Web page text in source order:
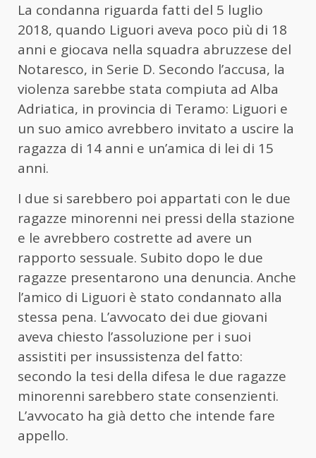
La condanna riguarda fatti del 5 luglio
2018, quando Liguori aveva poco più di 18
anni e giocava nella squadra abruzzese del
Notaresco, in Serie D. Secondo l’accusa, la
violenza sarebbe stata compiuta ad Alba
Adriatica, in provincia di Teramo: Liguori e
un suo amico avrebbero invitato a uscire la
ragazza di 14 anni e un’amica di lei di 15
anni.
I due si sarebbero poi appartati con le due
ragazze minorenni nei pressi della stazione
e le avrebbero costrette ad avere un
rapporto sessuale. Subito dopo le due
ragazze presentarono una denuncia. Anche
l’amico di Liguori è stato condannato alla
stessa pena. L’avvocato dei due giovani
aveva chiesto l’assoluzione per i suoi
assistiti per insussistenza del fatto:
secondo la tesi della difesa le due ragazze
minorenni sarebbero state consenzienti.
L’avvocato ha già detto che intende fare
appello.